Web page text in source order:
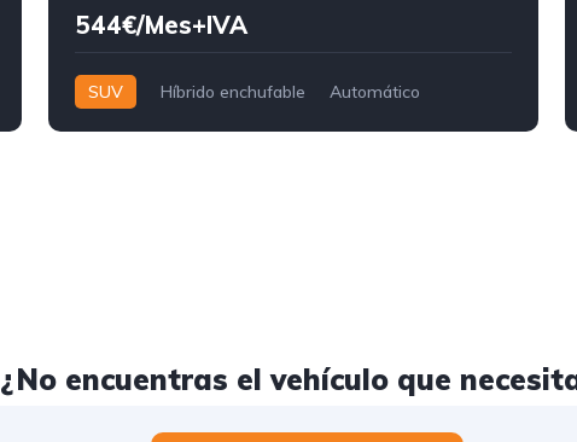
544€/Mes+IVA
SUV Híbrido enchufable Automático
¿No encuentras el vehículo que